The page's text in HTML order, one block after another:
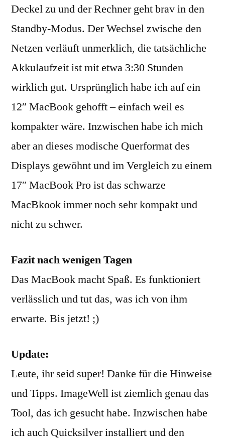
Deckel zu und der Rechner geht brav in den
Standby-Modus. Der Wechsel zwische den
Netzen verläuft unmerklich, die tatsächliche
Akkulaufzeit ist mit etwa 3:30 Stunden
wirklich gut. Ursprünglich habe ich auf ein
12″ MacBook gehofft – einfach weil es
kompakter wäre. Inzwischen habe ich mich
aber an dieses modische Querformat des
Displays gewöhnt und im Vergleich zu einem
17″ MacBook Pro ist das schwarze
MacBkook immer noch sehr kompakt und
nicht zu schwer.
Fazit nach wenigen Tagen
Das MacBook macht Spaß. Es funktioniert
verlässlich und tut das, was ich von ihm
erwarte. Bis jetzt! ;)
Update:
Leute, ihr seid super! Danke für die Hinweise
und Tipps. ImageWell ist ziemlich genau das
Tool, das ich gesucht habe. Inzwischen habe
ich auch Quicksilver installiert und den